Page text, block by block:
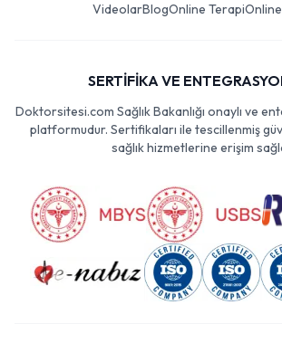
VideolarBlogOnline Terapi
SERTİFİKA VE
Doktorsitesi.com Sağlık Bakanlığı onaylı ve
platformudur. Sertifikaları ile tescillenmiş
sağlık hizmetlerine erişim